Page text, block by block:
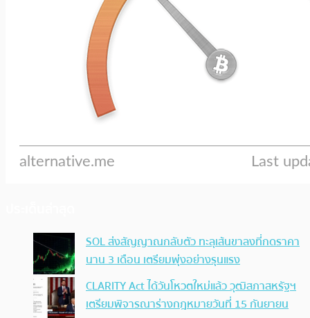
SOL ส่งสัญญาณกลับตัว ทะลุเส้นขาลงที่กดราคา
นาน 3 เดือน เตรียมพุ่งอย่างรุนแรง
CLARITY Act ได้วันโหวตใหม่แล้ว วุฒิสภาสหรัฐฯ
เตรียมพิจารณาร่างกฎหมายวันที่ 15 กันยายน